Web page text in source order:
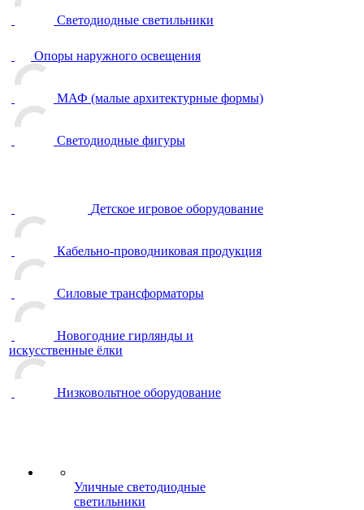
Светодиодные светильники
Опоры наружного освещения
МАФ (малые архитектурные формы)
Светодиодные фигуры
Детское игровое оборудование
Кабельно-проводниковая продукция
Силовые трансформаторы
Новогодние гирлянды и
искусственные ёлки
Низковольтное оборудование
Уличные светодиодные
светильники